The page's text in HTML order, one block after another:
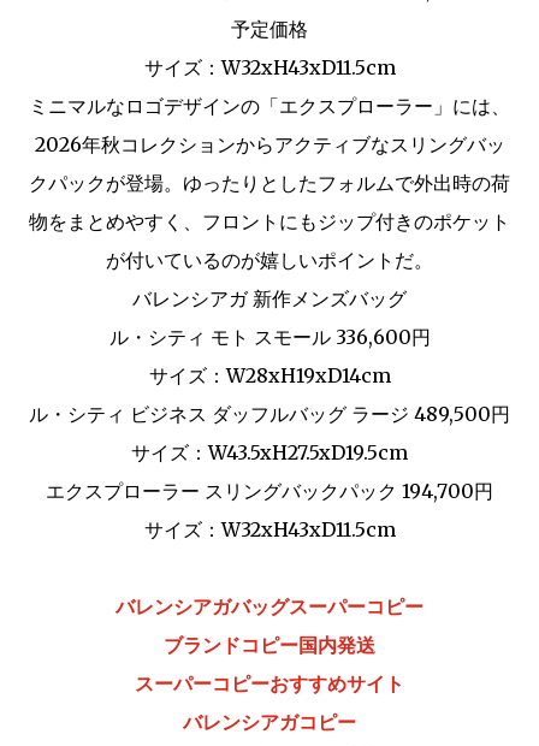
予定価格
サイズ：W32xH43xD11.5cm
ミニマルなロゴデザインの「エクスプローラー」には、
2026年秋コレクションからアクティブなスリングバッ
クパックが登場。ゆったりとしたフォルムで外出時の荷
物をまとめやすく、フロントにもジップ付きのポケット
が付いているのが嬉しいポイントだ。
バレンシアガ 新作メンズバッグ
ル・シティ モト スモール 336,600円
サイズ：W28xH19xD14cm
ル・シティ ビジネス ダッフルバッグ ラージ 489,500円
サイズ：W43.5xH27.5xD19.5cm
エクスプローラー スリングバックパック 194,700円
サイズ：W32xH43xD11.5cm
バレンシアガバッグスーパーコピー
ブランドコピー国内発送
スーパーコピーおすすめサイト
バレンシアガコピー